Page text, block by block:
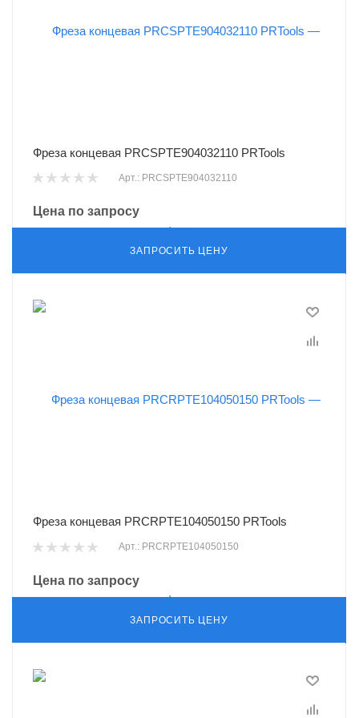
Фреза концевая PRCSPTE904032110 PRTools
Арт.: PRCSPTE904032110
Цена по запросу
ЗАПРОСИТЬ ЦЕНУ
Фреза концевая PRCRPTE104050150 PRTools
Арт.: PRCRPTE104050150
Цена по запросу
ЗАПРОСИТЬ ЦЕНУ